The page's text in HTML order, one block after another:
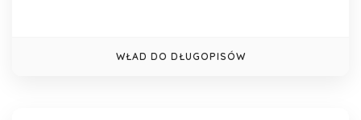
WŁAD DO DŁUGOPISÓW